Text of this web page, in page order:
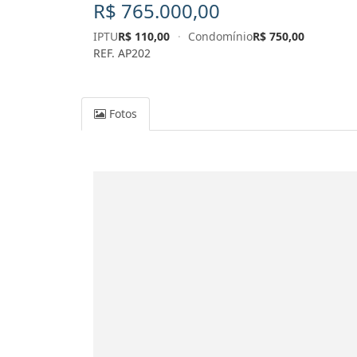
R$ 765.000,00
IPTUR$ 110,00 · CondomínioR$ 750,00
REF. AP202
Fotos